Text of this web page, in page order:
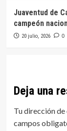
Juaventud de
campeón
20 julio, 2026 0
Deja una
Tu dirección
campos